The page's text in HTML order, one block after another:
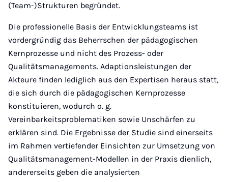
(Team-)Strukturen begründet.
Die professionelle Basis der Entwicklungsteams ist
vordergründig das Beherrschen der pädagogischen
Kernprozesse und nicht des Prozess- oder
Qualitätsmanagements. Adaptionsleistungen der
Akteure finden lediglich aus den Expertisen heraus statt,
die sich durch die pädagogischen Kernprozesse
konstituieren, wodurch o. g.
Vereinbarkeitsproblematiken sowie Unschärfen zu
erklären sind. Die Ergebnisse der Studie sind einerseits
im Rahmen vertiefender Einsichten zur Umsetzung von
Qualitätsmanagement-Modellen in der Praxis dienlich,
andererseits geben die analysierten